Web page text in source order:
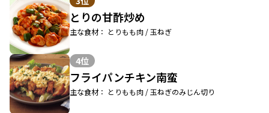
とりの甘酢炒め
主な食材： とりもも肉 / 玉ねぎ
4位
フライパンチキン南蛮
主な食材： とりもも肉 / 玉ねぎのみじん切り